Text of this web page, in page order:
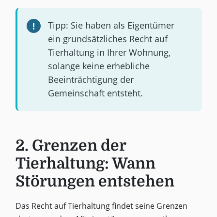
Tipp: Sie haben als Eigentümer
ein grundsätzliches Recht auf
Tierhaltung in Ihrer Wohnung,
solange keine erhebliche
Beeinträchtigung der
Gemeinschaft entsteht.
2. Grenzen der
Tierhaltung: Wann
Störungen entstehen
Das Recht auf Tierhaltung findet seine Grenzen